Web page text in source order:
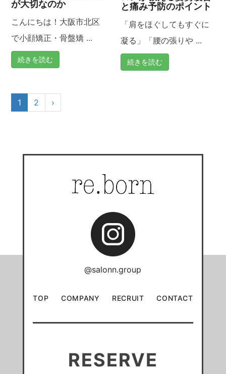
が大切なのか
こんにちは！大阪市北区
で小顔矯正・骨盤矯 ...
続きを読む
と痛み予防のポイント
「肩をほぐしてもすぐに
凝る」「腰の張りや ...
続きを読む
1 2 ›
@salonn.group
TOP COMPANY RECRUIT CONTACT
RESERVE